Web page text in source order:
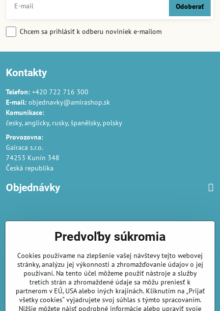
Odoberať
Chcem sa prihlásiť k odberu noviniek e-mailom
Kontakty
Telefon: +420 722 716 300
E-mail: objednavky@amirashop.sk
Komunikace:
česky, anglicky, rusky, španělsky, polsky
Provozovna:
Gairaca s.r.o.
74253 Kunín 348
Česká republika
Objednávky
Podmienky ochrany osobných údajov
Náklady na dodání a doba dodání
Veľkoobchod- značka Gaira®
AmiraShop je registrovaný na Puncovom úrade.
Puncové značkysú k nahliadnuttu.
Predvoľby súkromia
Cookies používame na zlepšenie vašej návštevy tejto webovej
stránky, analýzu jej výkonnosti a zhromažďovanie údajov o jej
používaní. Na tento účel môžeme použiť nástroje a služby
tretích strán a zhromaždené údaje sa môžu preniesť k
partnerom v EÚ, USA alebo iných krajinách. Kliknutím na „Prijať
všetky cookies“ vyjadrujete svoj súhlas s týmto spracovaním.
Nižšie môžete nájsť podrobné informácie alebo upraviť svoje